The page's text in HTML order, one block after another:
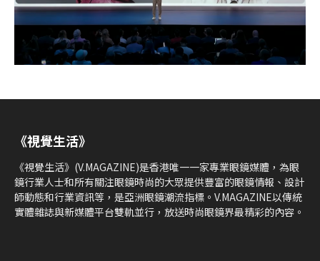
《視覺生活》
《視覺生活》(V.MAGAZINE)是香港唯一一家專業眼鏡媒體，為眼
鏡行業人士和所有關注眼鏡時尚的大眾提供豐富的眼鏡情報、設計
師動態和行業資訊等，是亞洲眼鏡潮流指標。V.MAGAZINE以傳統
實體雜誌與新媒體平台雙軌並行，放送時尚眼鏡界最精彩的內容。